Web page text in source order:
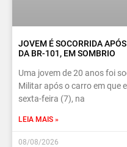
JOVEM É SOCORRIDA
DA BR-101, EM SOMBRIO
Uma jovem de 20 anos foi
Militar após o carro em que
sexta-feira (7), na
LEIA MAIS »
08/08/2026